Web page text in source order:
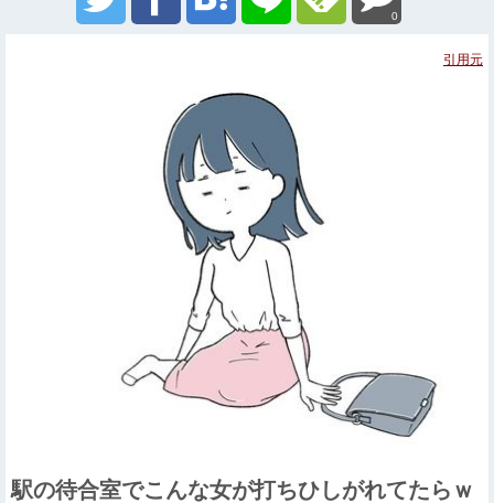
0
引用元
駅の待合室でこんな女が打ちひしがれてたらｗ